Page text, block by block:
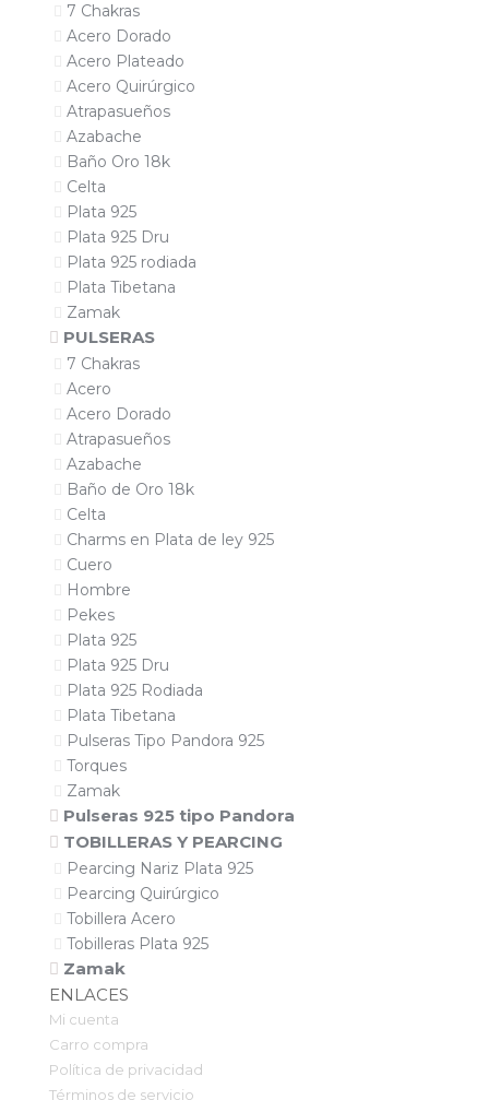
7 Chakras
Acero Dorado
Acero Plateado
Acero Quirúrgico
Atrapasueños
Azabache
Baño Oro 18k
Celta
Plata 925
Plata 925 Dru
Plata 925 rodiada
Plata Tibetana
Zamak
PULSERAS
7 Chakras
Acero
Acero Dorado
Atrapasueños
Azabache
Baño de Oro 18k
Celta
Charms en Plata de ley 925
Cuero
Hombre
Pekes
Plata 925
Plata 925 Dru
Plata 925 Rodiada
Plata Tibetana
Pulseras Tipo Pandora 925
Torques
Zamak
Pulseras 925 tipo Pandora
TOBILLERAS Y PEARCING
Pearcing Nariz Plata 925
Pearcing Quirúrgico
Tobillera Acero
Tobilleras Plata 925
Zamak
ENLACES
Mi cuenta
Carro compra
Política de privacidad
Términos de servicio